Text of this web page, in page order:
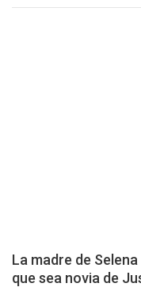
La madre de
que sea novia de